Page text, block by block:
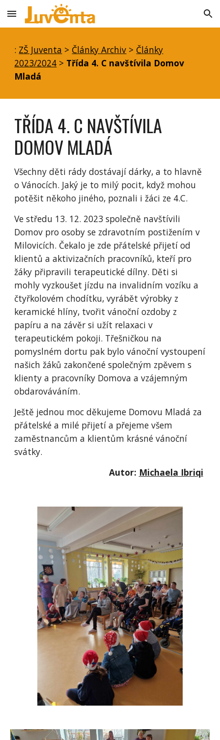
Skip to main content Skip to navigation
: ZŠ Juventa > Články Archiv > Články
2023/2024 > Třída 4. C navštívila Domov
Mladá
TŘÍDA 4. C NAVŠTÍVILA
DOMOV MLADÁ
Všechny děti rády dostávají dárky, a to hlavně
o Vánocích. Jaký je to milý pocit, když mohou
potěšit někoho jiného, poznali i žáci ze 4.C.
Ve středu 13. 12. 2023 společně navštívili
Domov pro osoby se zdravotním postižením v
Milovicích. Čekalo je zde přátelské přijetí od
klientů a aktivizačních pracovníků, kteří pro
žáky připravili terapeutické dílny. Děti si
mohly vyzkoušet jízdu na invalidním vozíku a
čtyřkolovém chodítku, vyrábět výrobky z
keramické hlíny, tvořit vánoční ozdoby z
papíru a na závěr si užít relaxaci v
terapeutickém pokoji. Třešničkou na
pomyslném dortu pak bylo vánoční vystoupení
našich žáků zakončené společným zpěvem s
klienty a pracovníky Domova a vzájemným
obdarováváním.
Ještě jednou moc děkujeme Domovu Mladá za
přátelské a milé přijetí a přejeme všem
zaměstnancům a klientům krásné vánoční
svátky.
Autor: Michaela Ibriqi